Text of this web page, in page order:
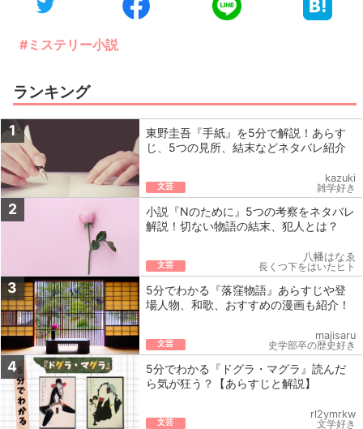
#ミステリー小説
ランキング
1
東野圭吾『手紙』を5分で解説！あらす
じ、5つの見所、結末などネタバレ紹介
文芸
kazuki
雑学好き
2
小説『Nのために』5つの考察をネタバレ
解説！切ない物語の結末、犯人とは？
文芸
八幡はなゑ
長くつ下をはいたヒト
3
5分でわかる『落窪物語』あらすじや登
場人物、和歌、おすすめの漫画も紹介！
文芸
majisaru
史学部卒の歴史好き
4
5分でわかる『ドグラ・マグラ』読んだ
ら気が狂う？【あらすじと解説】
文芸
rl2ymrkw
文学好き